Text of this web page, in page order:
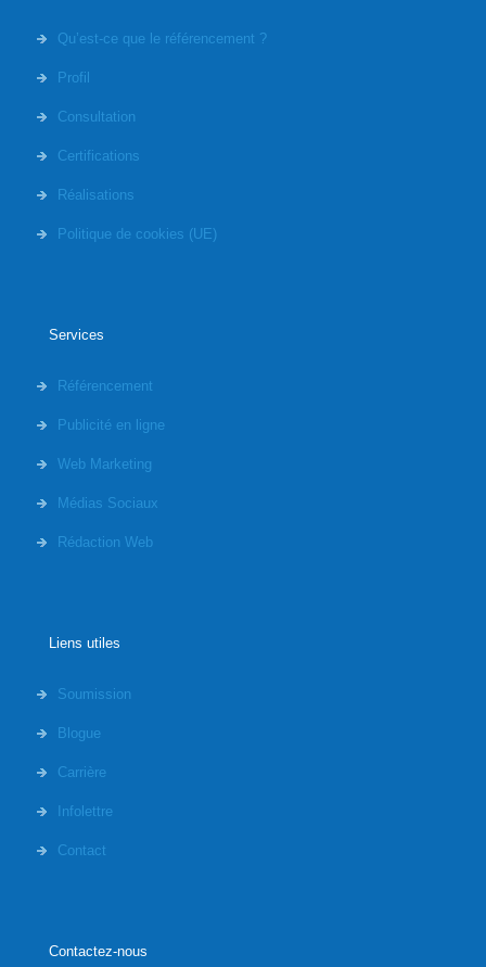
Qu’est-ce que le référencement ?
Profil
Consultation
Certifications
Réalisations
Politique de cookies (UE)
Services
Référencement
Publicité en ligne
Web Marketing
Médias Sociaux
Rédaction Web
Liens utiles
Soumission
Blogue
Carrière
Infolettre
Contact
Contactez-nous